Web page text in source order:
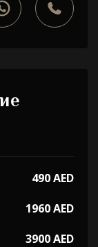
490 AED
1960 AED
3900 AED